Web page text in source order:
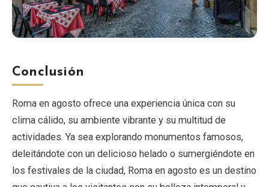
Conclusión
Roma en agosto ofrece una experiencia única con su
clima cálido, su ambiente vibrante y su multitud de
actividades. Ya sea explorando monumentos famosos,
deleitándote con un delicioso helado o sumergiéndote en
los festivales de la ciudad, Roma en agosto es un destino